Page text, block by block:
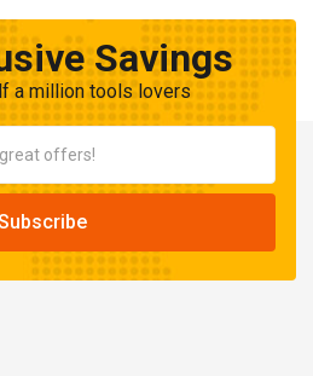
Savings
a million tools lovers